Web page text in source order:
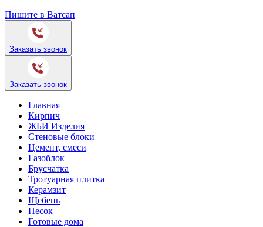
Пишите в Ватсап
Заказать звонок
Заказать звонок
Главная
Кирпич
ЖБИ Изделия
Стеновые блоки
Цемент, смеси
Газоблок
Брусчатка
Тротуарная плитка
Керамзит
Щебень
Песок
Готовые дома